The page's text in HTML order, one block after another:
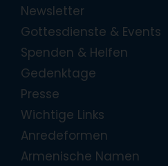
Newsletter
Gottesdienste & Events
Spenden & Helfen
Gedenktage
Presse
Wichtige Links
Anredeformen
Armenische Namen